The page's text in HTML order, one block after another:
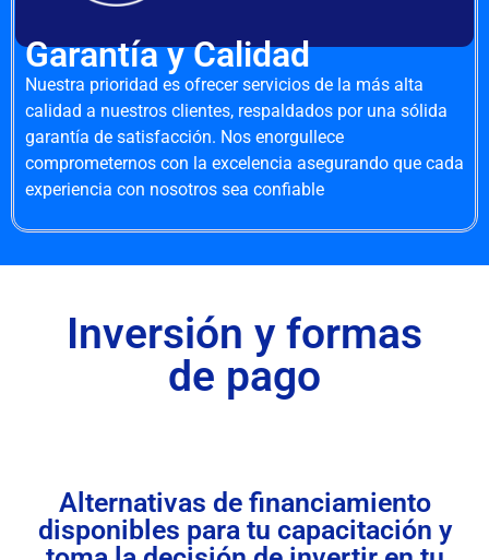
Garantía y Calidad
Nuestra prioridad es ofrecer servicios de la más alta
calidad a nuestros clientes, respaldados por una sólida
garantía de satisfacción. Nos enorgullece
comprometernos con la excelencia asegurando que cada
experiencia con nosotros sea confiable
Inversión y formas
de pago
Alternativas de financiamiento
disponibles para tu capacitación y